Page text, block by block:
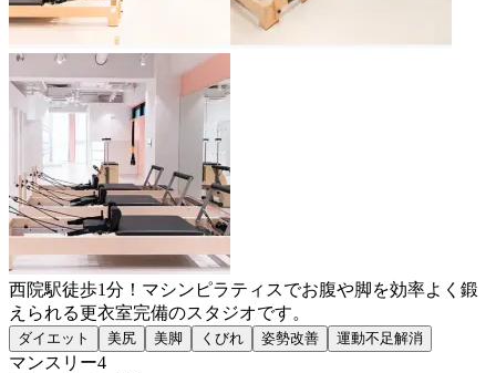
西院駅徒歩1分！マシンピラティスでお腹や脚を効率よく鍛
えられる更衣室完備のスタジオです。
ダイエット 美尻 美脚 くびれ 姿勢改善 運動不足解消
マンスリー4